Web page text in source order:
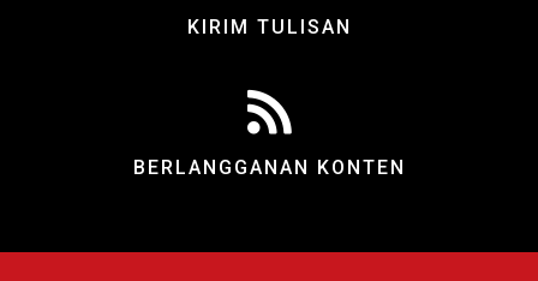
KIRIM TULISAN
BERLANGGANAN KONTEN